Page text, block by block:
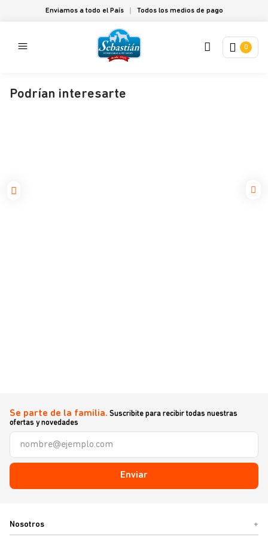
Enviamos a todo el País Todos los medios de pago
0
Podrían interesarte
Se parte de la familia. Suscribite para recibir todas nuestras
ofertas y novedades
Enviar
Nosotros +